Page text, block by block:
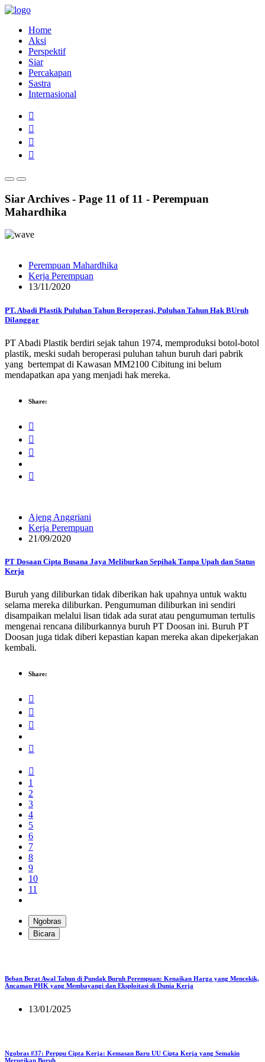
Home
Aksi
Perspektif
Siar
Percakapan
Sastra
Internasional
Siar Archives - Page 11 of 11 - Perempuan
Mahardhika
Perempuan Mahardhika
Kerja Perempuan
13/11/2020
PT. Abadi Plastik Puluhan Tahun Beroperasi, Puluhan Tahun Hak BUruh
Dilanggar
PT Abadi Plastik berdiri sejak tahun 1974, memproduksi botol-botol
plastik, meski sudah beroperasi puluhan tahun buruh dari pabrik
yang bertempat di Kawasan MM2100 Cibitung ini belum
mendapatkan apa yang menjadi hak mereka.
Share:
Ajeng Anggriani
Kerja Perempuan
21/09/2020
PT Dosaan Cipta Busana Jaya Meliburkan Sepihak Tanpa Upah dan Status
Kerja
Buruh yang diliburkan tidak diberikan hak upahnya untuk waktu
selama mereka diliburkan. Pengumuman diliburkan ini sendiri
disampaikan melalui lisan tidak ada surat atau pengumuman tertulis
mengenai rencana diliburkannya buruh PT Doosan ini. Buruh PT
Doosan juga tidak diberi kepastian kapan mereka akan dipekerjakan
kembali.
Share:
1
2
3
4
5
6
7
8
9
10
11
Ngobras
Bicara
Beban Berat Awal Tahun di Pundak Buruh Perempuan: Kenaikan Harga yang Mencekik,
Ancaman PHK yang Membayangi dan Eksploitasi di Dunia Kerja
13/01/2025
Ngobras #37: Perppu Cipta Kerja: Kemasan Baru UU Cipta Kerja yang Semakin
Merugikan Buruh